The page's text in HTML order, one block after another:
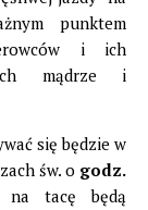
punktem
i ich
mądrze i
się będzie w
św. o godz.
na tacę będą